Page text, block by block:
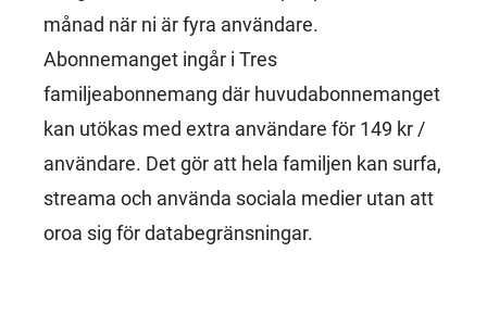
månad när ni är fyra användare.
Abonnemanget ingår i Tres
familjeabonnemang där huvudabonnemanget
kan utökas med extra användare för 149 kr /
användare. Det gör att hela familjen kan surfa,
streama och använda sociala medier utan att
oroa sig för databegränsningar.